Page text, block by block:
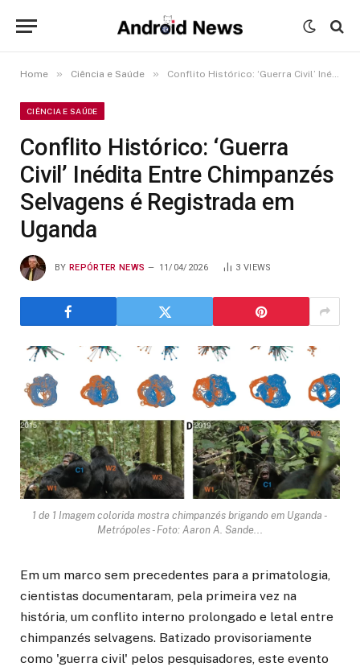
Home » Ciência e Saúde » Conflito Histórico: ‘Guerra Civil’ Inédita Entre Chimpanzés Selvagens é Registrada em Uganda
CIÊNCIA E SAÚDE
Conflito Histórico: ‘Guerra
Civil’ Inédita Entre Chimpanzés
Selvagens é Registrada em
Uganda
BY REPÓRTER NEWS 11/04/2026 3 VIEWS
1 de 1 Imagem colorida mostra chimpanzés brigando em Uganda -
Metrópoles - Foto: Aaron A. Sande...
Em um marco sem precedentes para a primatologia,
cientistas documentaram, pela primeira vez na
história, um conflito interno prolongado e letal entre
chimpanzés selvagens. Batizado provisoriamente
como 'guerra civil' pelos pesquisadores, este evento